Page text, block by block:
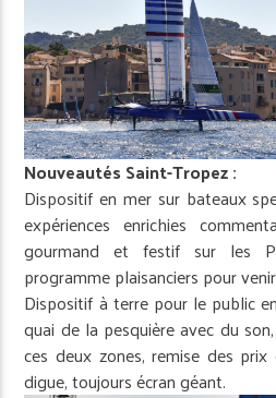
Nouveautés Saint-Tropez :
Dispositif en mersur bateaux
expériences enrichies
gourmand et festif sur les
programme plaisanciers pour
Dispositif à terre pour le public
quai de la pesquière avec du
ces deux zones, remise des
digue, toujours écran géant.